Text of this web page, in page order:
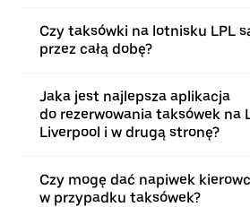
Czy taksówki na lotnisku LPL
przez całą dobę?
Jaka jest najlepsza aplikacja
do rezerwowania taksówek na
Liverpool i w drugą stronę?
Czy mogę dać napiwek
w przypadku taksówek?